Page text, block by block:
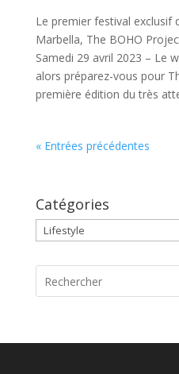
Le premier festival exclusif
Marbella, The BOHO
Samedi 29 avril 2023 – Le
alors préparez-vous pour
première édition du très
« Entrées précédentes
Catégories
Catégories